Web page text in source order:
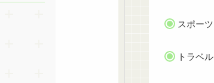
スポーツ
トラベル